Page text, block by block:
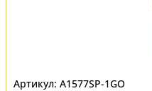
A1577SP-1GO